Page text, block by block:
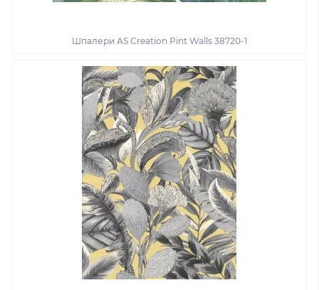
Шпалери AS Creation Pint Walls 38720-1